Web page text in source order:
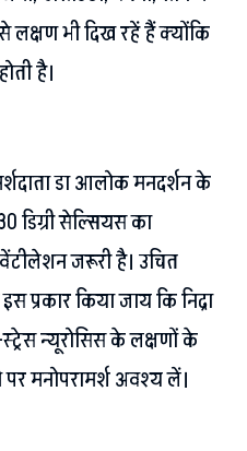
लक्षण भी दिख रहें हैं क्योंकि
है।
डा आलोक मनदर्शन के
डिग्री सेल्सियस का
वेंटीलेशन जरूरी है। उचित
प्रकार किया जाय कि निद्रा
न्यूरोसिस के लक्षणों के
मनोपरामर्श अवश्य लें।